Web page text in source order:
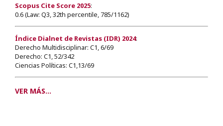
Scopus Cite Score 2025:
0.6 (Law: Q3, 32th percentile, 785/1162)
Índice Dialnet de Revistas (IDR) 2024:
Derecho Multidisciplinar: C1, 6/69
Derecho: C1, 52/342
Ciencias Políticas: C1,13/69
VER MÁS...